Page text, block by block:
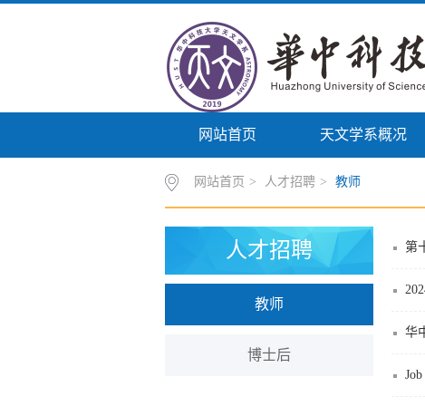
网站首页 天文学系概况
网站首页 > 人才招聘 > 教师
人才招聘
教师
博士后
第
华